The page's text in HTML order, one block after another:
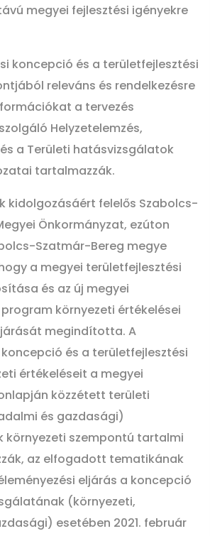
megyei fejlesztési igényekre
koncepció és a területfejlesztési
releváns és rendelkezésre
a tervezés
Helyzetelemzés,
a Területi hatásvizsgálatok
tartalmazzák.
kidolgozásáért felelős Szabolcs-
Önkormányzat, ezúton
Szatmár-Bereg megye
a megyei területfejlesztési
és az új megyei
környezeti értékelései
megindította. A
és a területfejlesztési
értékeléseit a megyei
közzétett területi
és gazdasági)
környezeti szempontú tartalmi
az elfogadott tematikának
eljárás a koncepció
(környezeti,
esetében 2021. február